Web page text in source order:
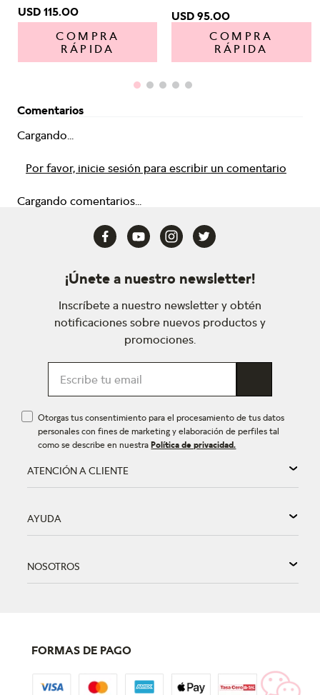
USD 115.00
COMPRA
RÁPIDA
USD 95.00
COMPRA
RÁPIDA
Comentarios
Cargando...
Por favor, inicie sesión para escribir un comentario
Cargando comentarios...
¡Únete a nuestro newsletter!
Inscríbete a nuestro newsletter y obtén
notificaciones sobre nuevos productos y
promociones.
Otorgas tus consentimiento para el procesamiento de tus datos
personales con fines de marketing y elaboración de perfiles tal
como se describe en nuestraPolítica de privacidad.
ATENCIÓN A CLIENTE
AYUDA
NOSOTROS
FORMAS DE PAGO